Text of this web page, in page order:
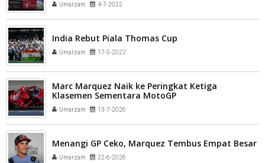
Umarzam 4-7-2022
India Rebut Piala Thomas Cup
Umarzam 17-5-2022
Marc Marquez Naik ke Peringkat Ketiga
Klasemen Sementara MotoGP
Umarzam 13-7-2026
Menangi GP Ceko, Marquez Tembus Empat Besar
Umarzam 22-6-2026